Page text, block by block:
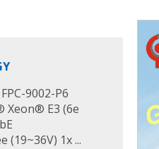
9002-P6
Xeon® E3 (6e
1x ...